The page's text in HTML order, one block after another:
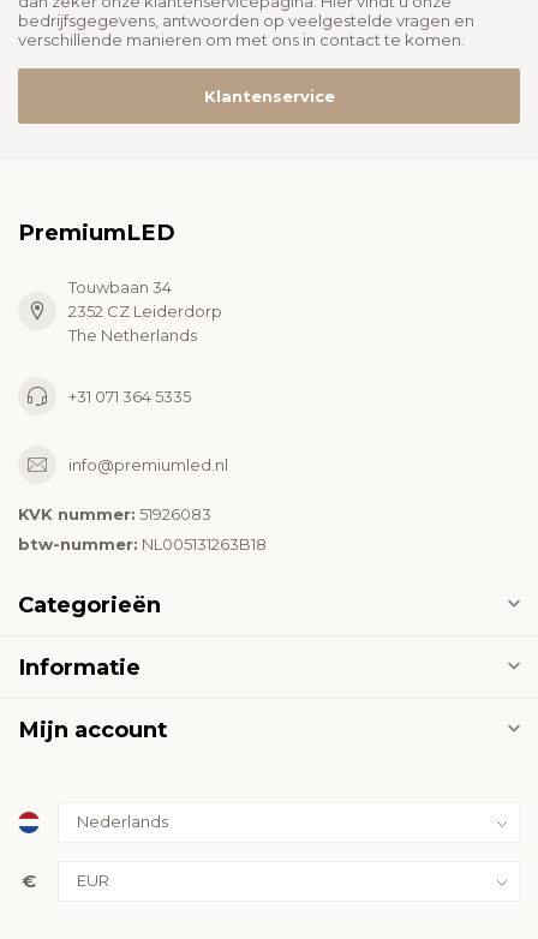
bedrijfsgegevens, antwoorden op veelgestelde vragen en
verschillende manieren om met ons in contact te komen.
Klantenservice
PremiumLED
Touwbaan 34
2352 CZ Leiderdorp
The Netherlands
+31 071 364 5335
info@premiumled.nl
KVK nummer: 51926083
btw-nummer: NL005131263B18
Categorieën
Informatie
Mijn account
€